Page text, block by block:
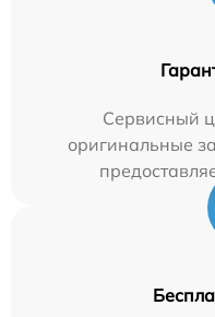
Сервисный
оригинальные